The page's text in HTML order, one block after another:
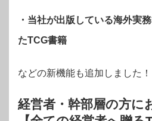
・当社が出版している海外実
たTCG書籍
などの新機能も追加しました！
経営者・幹部層の方に